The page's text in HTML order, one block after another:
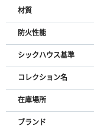
材質
防火性能
シックハウス基準
コレクション名
在庫場所
ブランド